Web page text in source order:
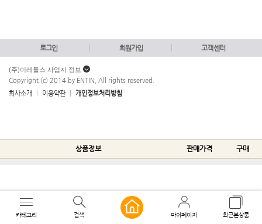
카테고리 검색 마이페이지 최근본상품
로그인 회원가입 고객센터
(주)이레툴스 사업자 정보
Copyright (c) 2014 by ENTIN, All rights reserved.
회사소개
이용약관 개인정보처리방침
상품정보 판매가격 구매